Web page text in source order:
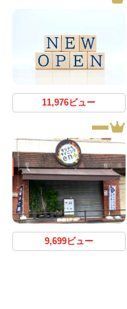
11,976ビュー
9,699ビュー